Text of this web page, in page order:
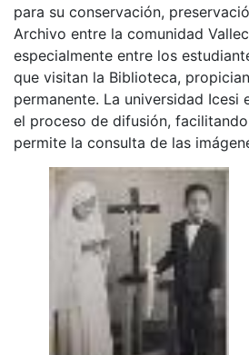
para su conservación,
Archivo entre la comunidad
especialmente entre los
que visitan la Biblioteca,
permanente. La universidad Icesi
el proceso de difusión,
permite la consulta de las